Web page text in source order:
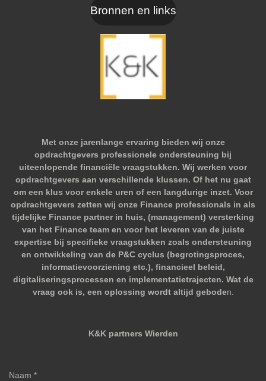
Bronnen en links
Met onze jarenlange ervaring bieden wij onze
opdrachtgevers professionele ondersteuning bij
uiteenlopende financiële vraagstukken. Wij werken voor
opdrachtgevers aan verschillende klussen. Of het nu gaat
om een klus voor enkele uren of een langdurige inzet. Voor
opdrachtgevers zetten wij onze Finance professionals in als
tijdelijke Finance partner in huis, (management) versterking
van het Finance team en voor het leveren van de juiste
expertise bij specifieke vraagstukken zoals ondersteuning
en ontwikkeling van de P&C cyclus (begrotingsproces,
informatievoorziening etc.), financieel beleid,
digitaliseringsprocessen en implementatietrajecten. Wat de
vraag ook is, een oplossing wordt altijd geboden.
K&K partners Wierden
Naam *